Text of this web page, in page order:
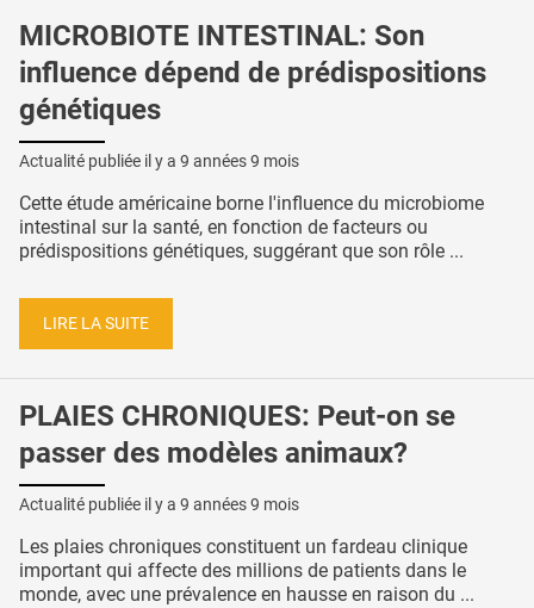
MICROBIOTE INTESTINAL: Son
influence dépend de prédispositions
génétiques
Actualité publiée il y a 9 années 9 mois
Cette étude américaine borne l'influence du microbiome
intestinal sur la santé, en fonction de facteurs ou
prédispositions génétiques, suggérant que son rôle ...
LIRE LA SUITE
PLAIES CHRONIQUES: Peut-on se
passer des modèles animaux?
Actualité publiée il y a 9 années 9 mois
Les plaies chroniques constituent un fardeau clinique
important qui affecte des millions de patients dans le
monde, avec une prévalence en hausse en raison du ...